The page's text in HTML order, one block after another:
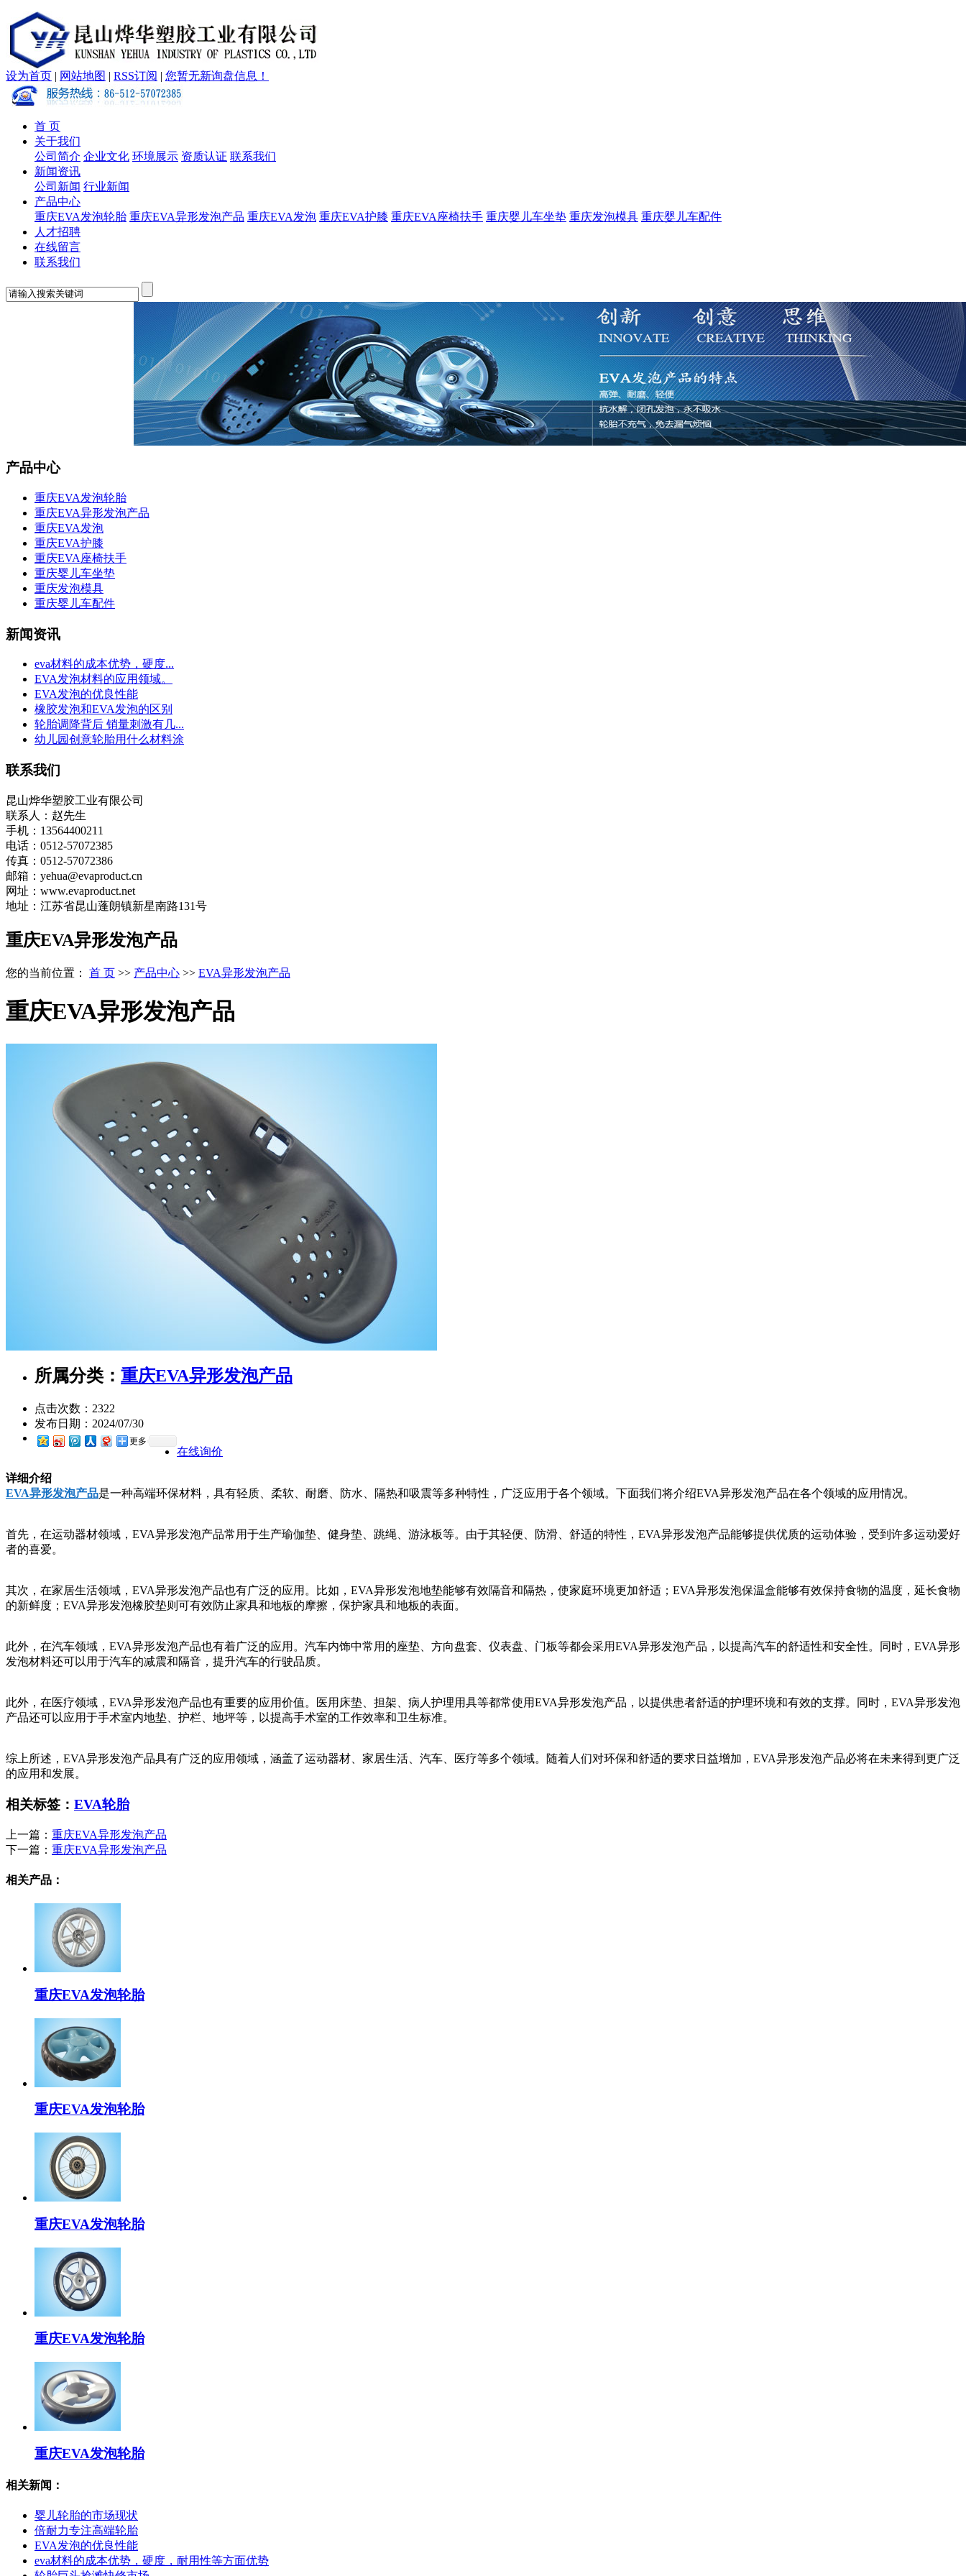
设为首页 | 网站地图 | RSS订阅 | 您暂无新询盘信息！
首 页
关于我们
公司简介 企业文化 环境展示 资质认证 联系我们
新闻资讯
公司新闻 行业新闻
产品中心
重庆EVA发泡轮胎 重庆EVA异形发泡产品 重庆EVA发泡 重庆EVA护膝 重庆EVA座椅扶手 重庆婴儿车坐垫 重庆发泡模具 重庆婴儿车配件
人才招聘
在线留言
联系我们
产品中心
重庆EVA发泡轮胎
重庆EVA异形发泡产品
重庆EVA发泡
重庆EVA护膝
重庆EVA座椅扶手
重庆婴儿车坐垫
重庆发泡模具
重庆婴儿车配件
新闻资讯
eva材料的成本优势，硬度...
EVA发泡材料的应用领域。
EVA发泡的优良性能
橡胶发泡和EVA发泡的区别
轮胎调降背后 销量刺激有几...
幼儿园创意轮胎用什么材料涂
联系我们
昆山烨华塑胶工业有限公司
联系人：赵先生
手机：13564400211
电话：0512-57072385
传真：0512-57072386
邮箱：yehua@evaproduct.cn
网址：www.evaproduct.net
地址：江苏省昆山蓬朗镇新星南路131号
重庆EVA异形发泡产品
您的当前位置： 首 页 >> 产品中心 >> EVA异形发泡产品
重庆EVA异形发泡产品
所属分类： 重庆EVA异形发泡产品
点击次数： 2322
发布日期： 2024/07/30
更多
在线询价
详细介绍
EVA异形发泡产品是一种高端环保材料，具有轻质、柔软、耐磨、防水、隔热和吸震等多种特性，广泛应用于各个领域。下面我们将介绍EVA异形发泡产品在各个领域的应用情况。
首先，在运动器材领域，EVA异形发泡产品常用于生产瑜伽垫、健身垫、跳绳、游泳板等。由于其轻便、防滑、舒适的特性，EVA异形发泡产品能够提供优质的运动体验，受到许多运动爱好
者的喜爱。
其次，在家居生活领域，EVA异形发泡产品也有广泛的应用。比如，EVA异形发泡地垫能够有效隔音和隔热，使家庭环境更加舒适；EVA异形发泡保温盒能够有效保持食物的温度，延长食物
的新鲜度；EVA异形发泡橡胶垫则可有效防止家具和地板的摩擦，保护家具和地板的表面。
此外，在汽车领域，EVA异形发泡产品也有着广泛的应用。汽车内饰中常用的座垫、方向盘套、仪表盘、门板等都会采用EVA异形发泡产品，以提高汽车的舒适性和安全性。同时，EVA异形
发泡材料还可以用于汽车的减震和隔音，提升汽车的行驶品质。
此外，在医疗领域，EVA异形发泡产品也有重要的应用价值。医用床垫、担架、病人护理用具等都常使用EVA异形发泡产品，以提供患者舒适的护理环境和有效的支撑。同时，EVA异形发泡
产品还可以应用于手术室内地垫、护栏、地坪等，以提高手术室的工作效率和卫生标准。
综上所述，EVA异形发泡产品具有广泛的应用领域，涵盖了运动器材、家居生活、汽车、医疗等多个领域。随着人们对环保和舒适的要求日益增加，EVA异形发泡产品必将在未来得到更广泛
的应用和发展。
相关标签： EVA轮胎
上一篇： 重庆EVA异形发泡产品
下一篇： 重庆EVA异形发泡产品
相关产品：
重庆EVA发泡轮胎
重庆EVA发泡轮胎
重庆EVA发泡轮胎
重庆EVA发泡轮胎
重庆EVA发泡轮胎
相关新闻：
婴儿轮胎的市场现状
倍耐力专注高端轮胎
EVA发泡的优良性能
eva材料的成本优势，硬度，耐用性等方面优势